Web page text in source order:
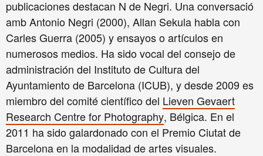
publicaciones destacan N de Negri. Una conversació
amb Antonio Negri (2000), Allan Sekula habla con
Carles Guerra (2005) y ensayos o artículos en
numerosos medios. Ha sido vocal del consejo de
administración del Instituto de Cultura del
Ayuntamiento de Barcelona (ICUB), y desde 2009 es
miembro del comité científico del Lieven Gevaert
Research Centre for Photography, Bélgica. En el
2011 ha sido galardonado con el Premio Ciutat de
Barcelona en la modalidad de artes visuales.